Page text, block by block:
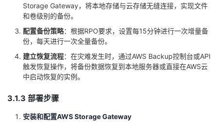
藏
Storage Gateway，将本地存储与云存储无缝连接，实现文件
和卷级别的备份。
配置备份策略：根据RPO要求，设置每15分钟进行一次增量备
份，每天进行一次全量备份。
建立恢复流程：在灾难发生时，通过AWS Backup控制台或API
触发恢复操作，将备份数据恢复到本地服务器或直接在AWS云
中启动恢复的实例。
3.1.3 部署步骤
安装和配置AWS Storage Gateway